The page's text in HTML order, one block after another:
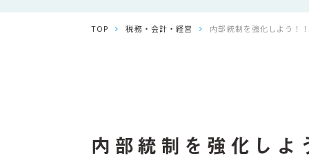
TOP 税務・会計・経営 内部統制を強化しよう！！
内部統制を強化しよ